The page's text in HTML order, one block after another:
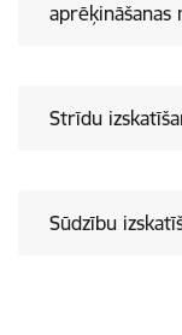
aprēķināšanas
Strīdu
Sūdzību